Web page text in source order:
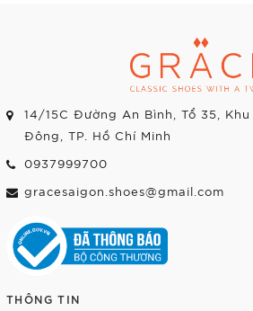
14/15C Đường An Bình, Tổ 35,
Đông, TP. Hồ Chí Minh
0937999700
gracesaigon.shoes@gmail.com
THÔNG TIN